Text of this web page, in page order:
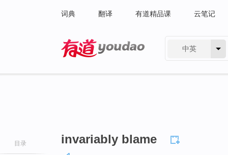
词典 翻译 有道精品课 云笔记
中英
目录 invariably blame